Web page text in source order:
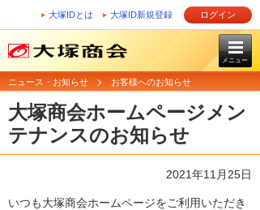
大塚IDとは 大塚ID新規登録 ログイン
メニュー
ニュース・お知らせ お客様へのお知らせ
大塚商会ホームページメン
テナンスのお知らせ
2021年11月25日
いつも大塚商会ホームページをご利用いただき